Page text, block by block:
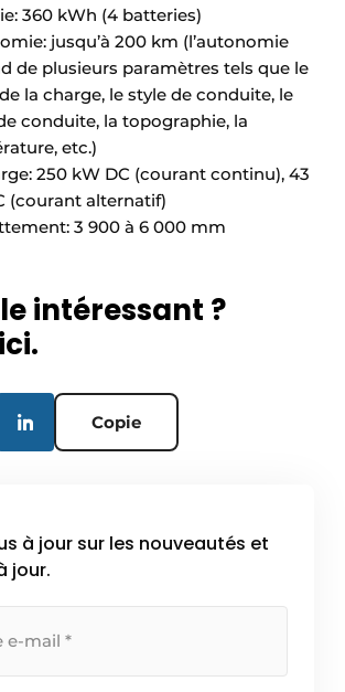
360 kWh (4 batteries)
jusqu’à 200 km (l’autonomie
de plusieurs paramètres tels que le
la charge, le style de conduite, le
conduite, la topographie, la
etc.)
250 kW DC (courant continu), 43
(courant alternatif)
3 900 à 6 000 mm
intéressant ?
Copie
à jour sur les nouveautés et
jour.